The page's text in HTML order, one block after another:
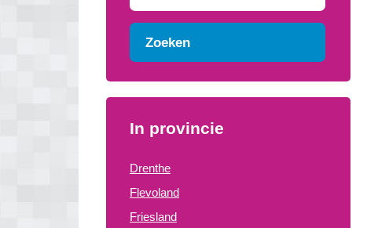
Zoeken
In provincie
Drenthe
Flevoland
Friesland